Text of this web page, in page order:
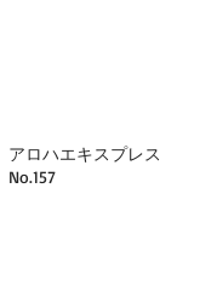
アロハエキスプレス
No.157